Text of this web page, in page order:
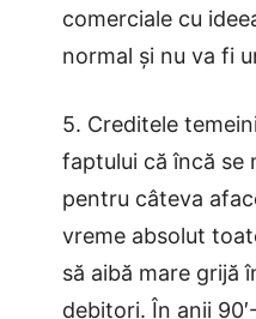
comerciale cu
normal și nu va fi
5. Creditele
faptului că încă se
pentru câteva
vreme absolut
să aibă mare grijă
debitori. În anii